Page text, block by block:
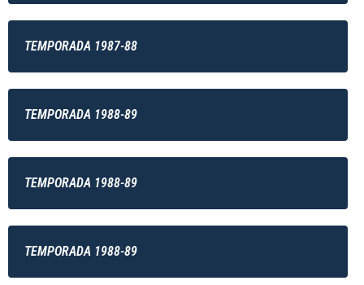
TEMPORADA 1987-88
TEMPORADA 1988-89
TEMPORADA 1988-89
TEMPORADA 1988-89